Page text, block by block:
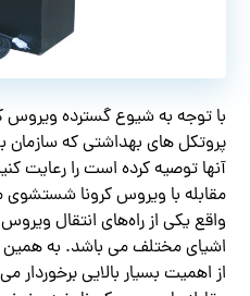
با توجه به شیوع گسترده ویروس
پروتکل های بهداشتی که سازمان
آنها توصیه کرده است را رعایت
مقابله با ویروس کرونا
واقع یکی از راه‌های انتقال
اشیای مختلف می باشد. به
از اهمیت بسیار بالایی برخوردار